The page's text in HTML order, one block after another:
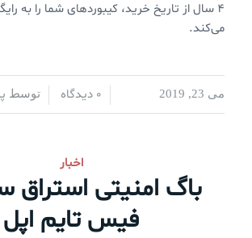
۴ سال از تاریخ خرید، کیبوردهای شما را به
می‌کند.
می 23, 2019 / 0 دیدگاه/ توسط
اخبار
باگ امنیتی استراق
فیس تایم اپل